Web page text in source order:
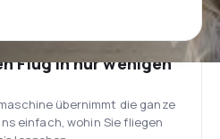
Flug in nur wenigen
übernimmt die ganze
einfach, wohin Sie fliegen